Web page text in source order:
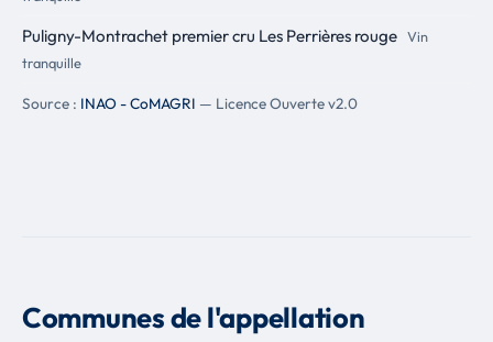
Puligny-Montrachet premier cru Les Perrières rouge Vin
tranquille
Source : INAO - CoMAGRI — Licence Ouverte v2.0
Communes de l'appellation